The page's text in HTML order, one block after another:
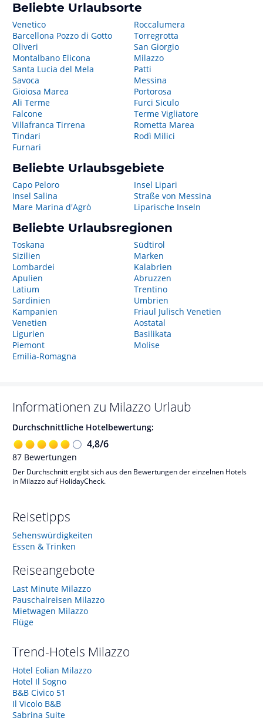
Beliebte Urlaubsorte
Venetico
Barcellona Pozzo di Gotto
Oliveri
Montalbano Elicona
Santa Lucia del Mela
Savoca
Gioiosa Marea
Ali Terme
Falcone
Villafranca Tirrena
Tindari
Furnari
Roccalumera
Torregrotta
San Giorgio
Milazzo
Patti
Messina
Portorosa
Furci Siculo
Terme Vigliatore
Rometta Marea
Rodì Milici
Beliebte Urlaubsgebiete
Capo Peloro
Insel Salina
Mare Marina d'Agrò
Insel Lipari
Straße von Messina
Liparische Inseln
Beliebte Urlaubsregionen
Toskana
Sizilien
Lombardei
Apulien
Latium
Sardinien
Kampanien
Venetien
Ligurien
Piemont
Emilia-Romagna
Südtirol
Marken
Kalabrien
Abruzzen
Trentino
Umbrien
Friaul Julisch Venetien
Aostatal
Basilikata
Molise
Informationen zu Milazzo Urlaub
Durchschnittliche Hotelbewertung:
4,8/6
87 Bewertungen
Der Durchschnitt ergibt sich aus den Bewertungen der einzelnen Hotels
in Milazzo auf HolidayCheck.
Reisetipps
Sehenswürdigkeiten
Essen & Trinken
Reiseangebote
Last Minute Milazzo
Pauschalreisen Milazzo
Mietwagen Milazzo
Flüge
Trend-Hotels Milazzo
Hotel Eolian Milazzo
Hotel Il Sogno
B&B Civico 51
Il Vicolo B&B
Sabrina Suite